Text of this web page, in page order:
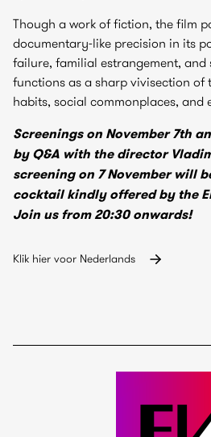
Though a work of fiction, the film
documentary-like precision in its
failure, familial estrangement, and
functions as a sharp vivisection of
habits, social commonplaces, and
Screenings on November 7th
by Q&A with the director
screening on 7 November will
cocktail kindly offered by the
Join us from 20:30 onwards!
Klik hier voor Nederlands